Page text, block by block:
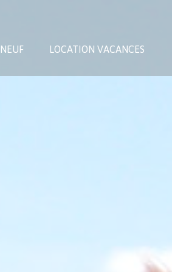
NEUF LOCATION VACANCES